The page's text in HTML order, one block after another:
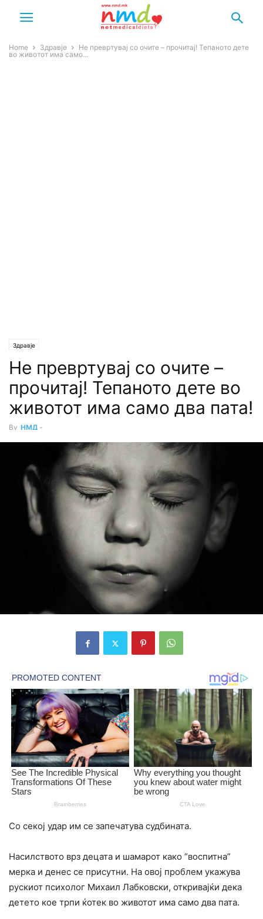
Home Здравје
Не превртувај со очите – прочитај! Тепаното дете
во животот има само...
Здравје
Не превртувај со очите –
прочитај! Тепаното дете во
животот има само два пата!
By НМД -
Со секој удар им се запечатува судбината.
Насилството врз децата и шамарот како “воспитна”
мерка и денес се присутни. На овој проблем укажува
рускиот психолог Михаил Лабковски, откривајќи дека
детето кое трпи ќотек во животот има само два пата.